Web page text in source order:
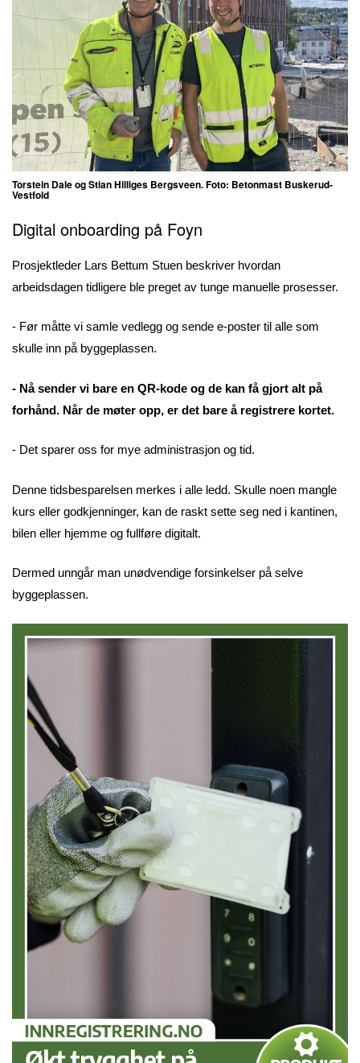
Torstein Dale og Stian Hilliges Bergsveen. Foto: Betonmast Buskerud-
Vestfold
Digital onboarding på Foyn
Prosjektleder Lars Bettum Stuen beskriver hvordan
arbeidsdagen tidligere ble preget av tunge manuelle prosesser.
- Før måtte vi samle vedlegg og sende e-poster til alle som
skulle inn på byggeplassen.
- Nå sender vi bare en QR-kode og de kan få gjort alt på
forhånd. Når de møter opp, er det bare å registrere kortet.
- Det sparer oss for mye administrasjon og tid.
Denne tidsbesparelsen merkes i alle ledd. Skulle noen mangle
kurs eller godkjenninger, kan de raskt sette seg ned i kantinen,
bilen eller hjemme og fullføre digitalt.
Dermed unngår man unødvendige forsinkelser på selve
byggeplassen.